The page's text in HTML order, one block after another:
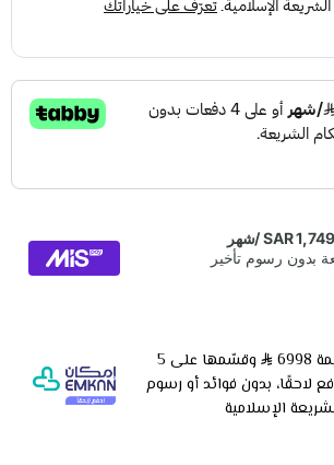
وقسّمها على 5
لاحقًا، بدون فوائد أو رسوم
الإسلامية